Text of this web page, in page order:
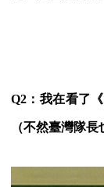
Q2：我在看了
（不然臺灣隊